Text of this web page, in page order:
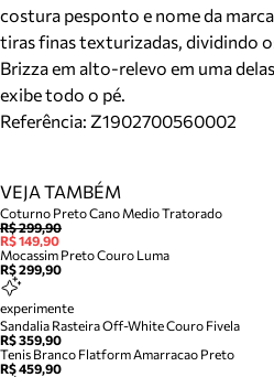
costura pesponto e nome da
tiras finas texturizadas, dividindo
Brizza em alto-relevo em uma
exibe todo o pé.
Referência: Z1902700560002
VEJA TAMBÉM
Coturno Preto Cano Medio Tratorado
R$ 299,90
R$ 149,90
Mocassim Preto Couro Luma
R$ 299,90
experimente
Sandalia Rasteira Off-White Couro Fivela
R$ 359,90
Tenis Branco Flatform Amarracao Preto
R$ 459,90